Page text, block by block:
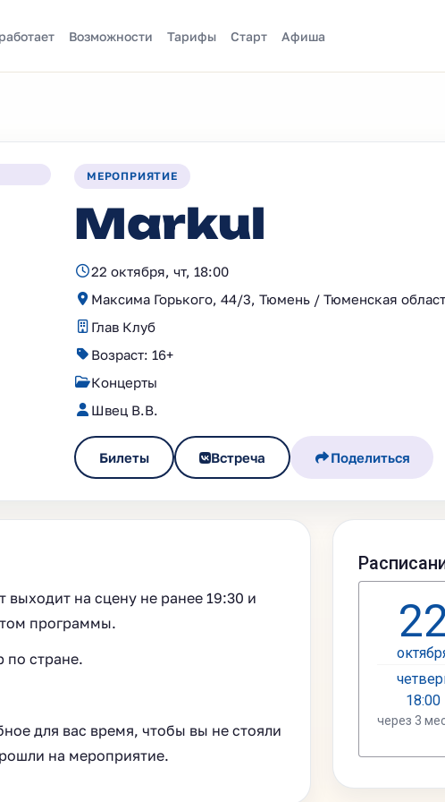
Возможности Тарифы Старт Афиша
МЕРОПРИЯТИЕ
Markul
22 октября, чт, 18:00
Максима Горького, 44/3, Тюмень / Тюменская
Глав Клуб
Возраст: 16+
Концерты
Швец В.В.
Билеты Встреча Поделиться
на сцену не ранее 19:30 и
программы.
по стране.
для вас время, чтобы вы не стояли
на мероприятие.